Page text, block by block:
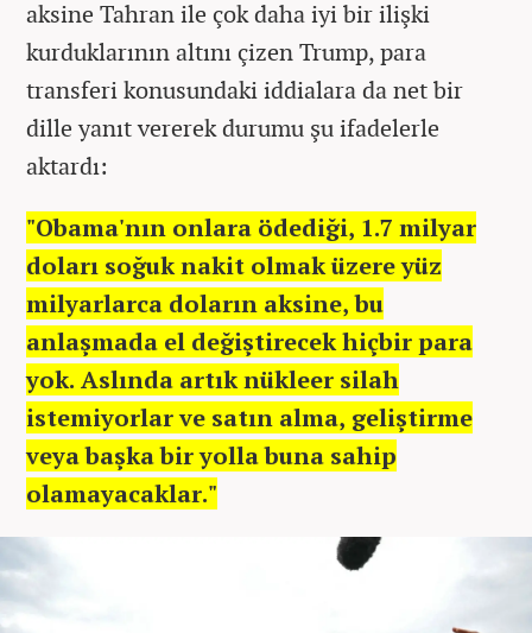
aksine Tahran ile çok daha iyi bir ilişki
kurduklarının altını çizen Trump, para
transferi konusundaki iddialara da net bir
dille yanıt vererek durumu şu ifadelerle
aktardı:
"Obama'nın onlara ödediği, 1.7 milyar
doları soğuk nakit olmak üzere yüz
milyarlarca doların aksine, bu
anlaşmada el değiştirecek hiçbir para
yok. Aslında artık nükleer silah
istemiyorlar ve satın alma, geliştirme
veya başka bir yolla buna sahip
olamayacaklar."